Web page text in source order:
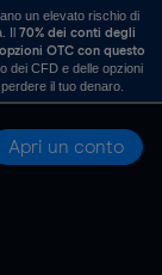
un elevato rischio di
Il70% dei conti degli
OTC con questo
dei CFD e delle opzioni
il tuo denaro.
Apri un conto